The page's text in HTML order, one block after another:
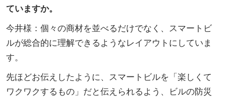
ていますか。
今井様：個々の商材を並べるだけでなく、スマートビ
ルが総合的に理解できるようなレイアウトにしていま
す。
先ほどお伝えしたように、スマートビルを「楽しくて
ワクワクするもの」だと伝えられるよう、ビルの防災